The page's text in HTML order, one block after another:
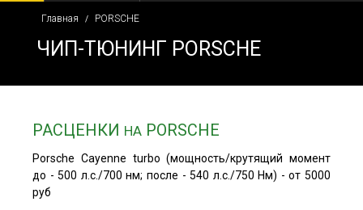
Главная / PORSCHE
ЧИП-ТЮНИНГ PORSCHE
РАСЦЕНКИ НА PORSCHE
Porsche Cayenne turbo (мощность/крутящий момент
до - 500 л.с./700 нм; после - 540 л.с./750 Нм) - от 5000
руб